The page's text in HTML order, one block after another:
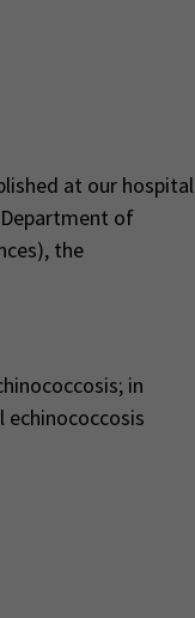
at our hospital
of
the
in